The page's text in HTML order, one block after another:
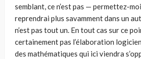
semblant, ce n’est pas — permettez-
reprendrai plus savamment dans un
n’est pas tout un. En tout cas sur ce
certainement pas l’élaboration
des mathématiques qui ici viendra